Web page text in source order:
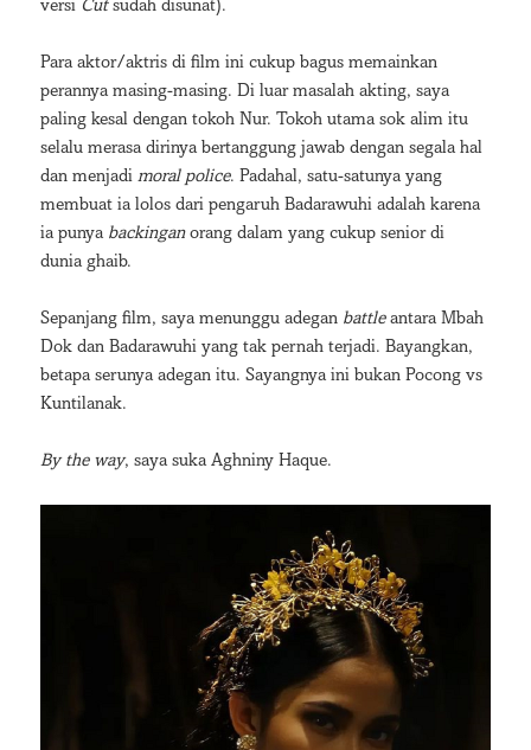
versi Cutsudah disunat).
Para aktor/aktris di film ini cukup bagus memainkan
perannya masing-masing. Di luar masalah akting, saya
paling kesal dengan tokoh Nur. Tokoh utama sok alim itu
selalu merasa dirinya bertanggung jawab dengan segala hal
dan menjadimoral police. Padahal, satu-satunya yang
membuat ia lolos dari pengaruh Badarawuhi adalah karena
ia punya backinganorang dalam yang cukup senior di
dunia ghaib.
Sepanjang film, saya menunggu adegan battleantara Mbah
Dok dan Badarawuhi yang tak pernah terjadi. Bayangkan,
betapa serunya adegan itu. Sayangnya ini bukan Pocong vs
Kuntilanak.
By the way, saya suka Aghniny Haque.